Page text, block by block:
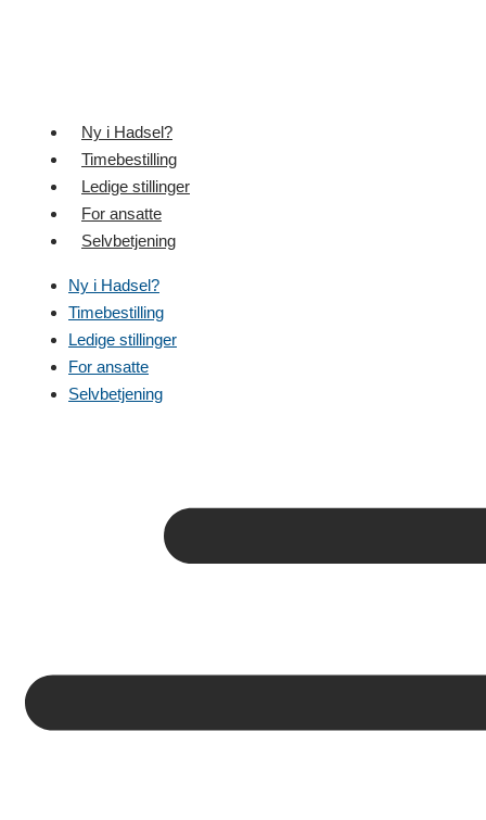
Ny i Hadsel?
Timebestilling
Ledige stillinger
For ansatte
Selvbetjening
Ny i Hadsel?
Timebestilling
Ledige stillinger
For ansatte
Selvbetjening